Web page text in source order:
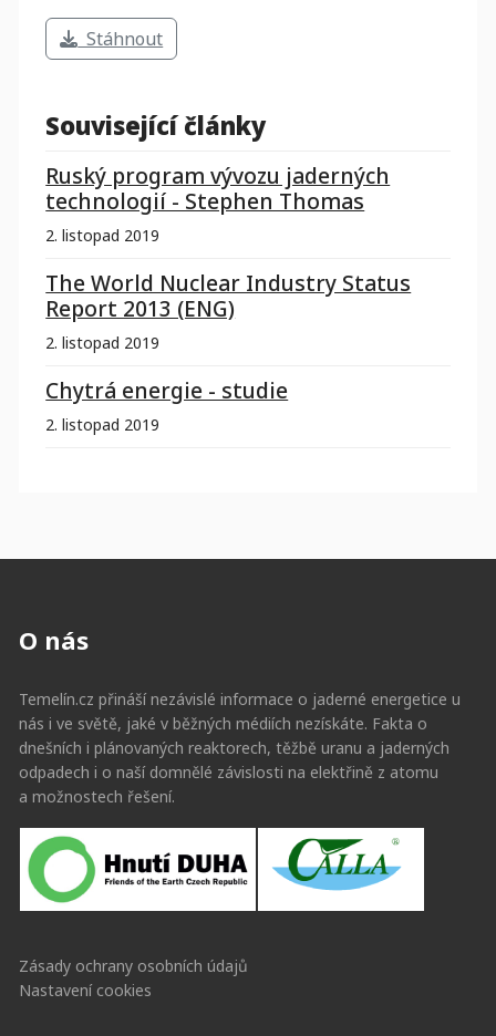
Stáhnout
Související články
Ruský program vývozu jaderných
technologií - Stephen Thomas
2. listopad 2019
The World Nuclear Industry Status
Report 2013 (ENG)
2. listopad 2019
Chytrá energie - studie
2. listopad 2019
O nás
Temelín.cz přináší nezávislé informace o jaderné energetice u
nás i ve světě, jaké v běžných médiích nezískáte. Fakta o
dnešních i plánovaných reaktorech, těžbě uranu a jaderných
odpadech i o naší domnělé závislosti na elektřině z atomu
a možnostech řešení.
Zásady ochrany osobních údajů
Nastavení cookies